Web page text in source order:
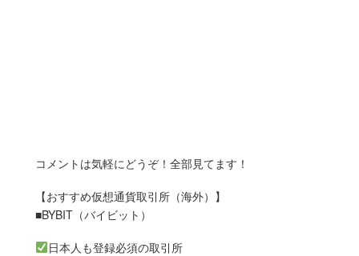
コメントは気軽にどうぞ！全部見てます！
【おすすめ仮想通貨取引所（海外）】
■BYBIT（バイビット）
日本人も登録必須の取引所